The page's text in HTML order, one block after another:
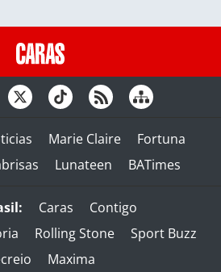
Marie Claire
Fortuna
Lunateen BATimes
Caras
Contigo
Rolling Stone
Sport Buzz
Maxima